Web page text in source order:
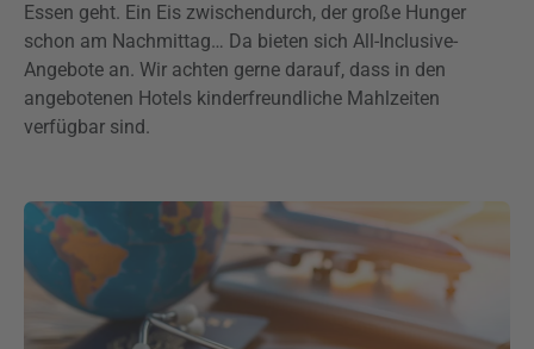
Essen geht. Ein Eis zwischendurch, der große Hunger
schon am Nachmittag… Da bieten sich All-Inclusive-
Angebote an. Wir achten gerne darauf, dass in den
angebotenen Hotels kinderfreundliche Mahlzeiten
verfügbar sind.